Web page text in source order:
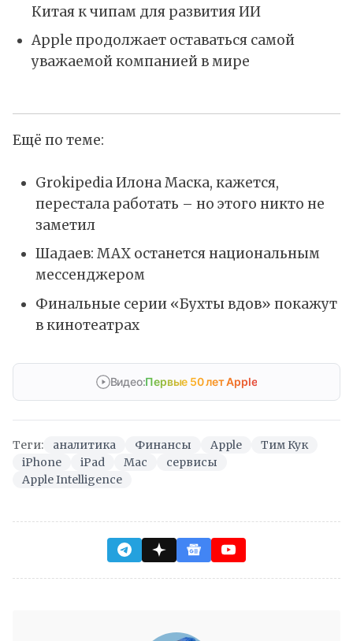
Китая к чипам для развития ИИ
Apple продолжает оставаться самой
уважаемой компанией в мире
Ещё по теме:
Grokipedia Илона Маска, кажется,
перестала работать – но этого никто не
заметил
Шадаев: MAX останется национальным
мессенджером
Финальные серии «Бухты вдов» покажут
в кинотеатрах
Видео:Первые 50 лет Apple
Теги: аналитика Финансы Apple
Тим Кук
iPhone
iPad Mac
сервисы
Apple Intelligence